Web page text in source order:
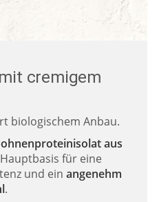
cremigem
biologischem Anbau.
aus
für eine
und ein angenehm
.